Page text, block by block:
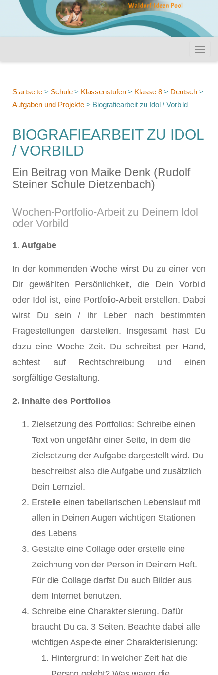
Startseite > Schule > Klassenstufen > Klasse 8 > Deutsch >
Aufgaben und Projekte > Biografiearbeit zu Idol / Vorbild
BIOGRAFIEARBEIT ZU IDOL
/ VORBILD
Ein Beitrag von Maike Denk (Rudolf
Steiner Schule Dietzenbach)
Wochen-Portfolio-Arbeit zu Deinem Idol
oder Vorbild
1. Aufgabe
In der kommenden Woche wirst Du zu einer von
Dir gewählten Persönlichkeit, die Dein Vorbild
oder Idol ist, eine Portfolio-Arbeit erstellen. Dabei
wirst Du sein / ihr Leben nach bestimmten
Fragestellungen darstellen. Insgesamt hast Du
dazu eine Woche Zeit. Du schreibst per Hand,
achtest auf Rechtschreibung und einen
sorgfältige Gestaltung.
2. Inhalte des Portfolios
Zielsetzung des Portfolios: Schreibe einen
Text von ungefähr einer Seite, in dem die
Zielsetzung der Aufgabe dargestellt wird. Du
beschreibst also die Aufgabe und zusätzlich
Dein Lernziel.
Erstelle einen tabellarischen Lebenslauf mit
allen in Deinen Augen wichtigen Stationen
des Lebens
Gestalte eine Collage oder erstelle eine
Zeichnung von der Person in Deinem Heft.
Für die Collage darfst Du auch Bilder aus
dem Internet benutzen.
Schreibe eine Charakterisierung. Dafür
braucht Du ca. 3 Seiten. Beachte dabei alle
wichtigen Aspekte einer Charakterisierung:
Hintergrund: In welcher Zeit hat die